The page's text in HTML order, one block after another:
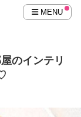
MENU
のインテリ